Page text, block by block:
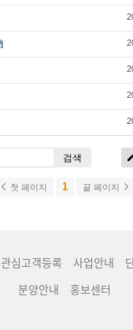
검색
첫 페이지 1 끝 페이지
관심고객등록 사업안내
분양안내
홍보센터